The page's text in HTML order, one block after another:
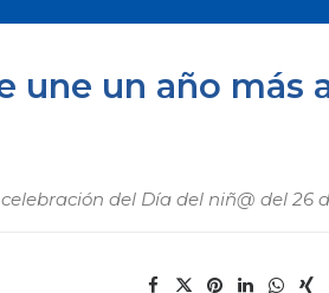
une un año más
del Día del niñ@ del